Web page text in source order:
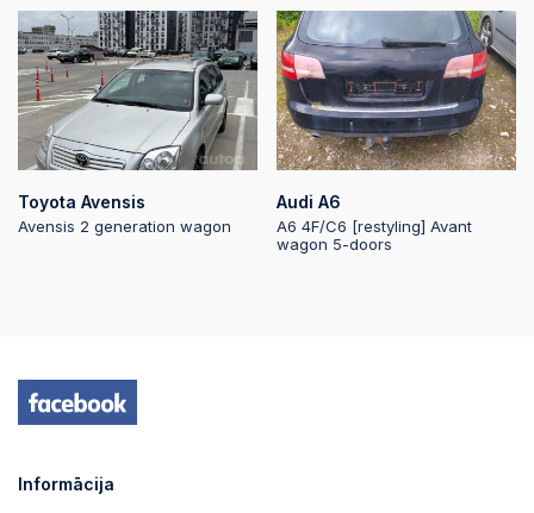
Toyota Avensis
Avensis 2 generation wagon
Audi A6
A6 4F/C6 [restyling] Avant
wagon 5-doors
Informācija